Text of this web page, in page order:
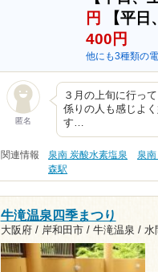
円
【平
400円
他にも3種類の
匿名
３月の上旬に行っ
係りの人も感じよ
す…
関連情報 泉南 炭酸水素塩泉 泉
森駅
牛滝温泉四季まつり
大阪府 / 岸和田市 / 牛滝温泉 / 水